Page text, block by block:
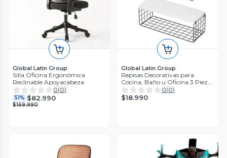
Global Latin Group
Silla Oficina Ergonómica
Reclinable Apoyacabeza
0(0)
51% $82.990
$169.990
Global Latin Group
Repisas Decorativas para
Cocina, Baño u Oficina 3 Piezas
Multifunción 0(0)
$18.990